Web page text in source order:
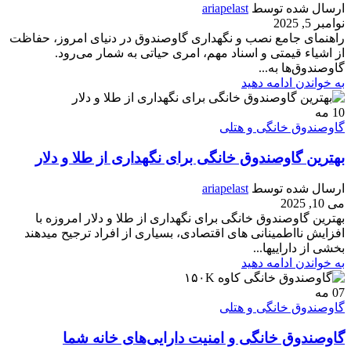
ارسال شده توسط ariapelast
نوامبر 5, 2025
راهنمای جامع نصب و نگهداری گاوصندوق در دنیای امروز، حفاظت
از اشیاء قیمتی و اسناد مهم، امری حیاتی به شمار می‌رود.
گاوصندوق‌ها به...
به خواندن ادامه دهید
10 مه
گاوصندوق خانگی و هتلی
بهترین گاوصندوق خانگی برای نگهداری از طلا و دلار
ارسال شده توسط ariapelast
می 10, 2025
بهترین گاوصندوق خانگی برای نگهداری از طلا و دلار امروزه با
افزایش نااطمینانی های اقتصادی، بسیاری از افراد ترجیح میدهند
بخشی از داراییها...
به خواندن ادامه دهید
07 مه
گاوصندوق خانگی و هتلی
گاوصندوق خانگی و امنیت دارایی‌های خانه شما